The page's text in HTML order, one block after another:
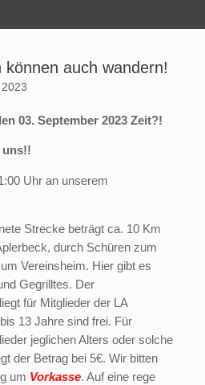
können auch wandern!
03. September 2023 Zeit?!
uns!!
Uhr an unserem
Strecke beträgt ca. 10 Km
durch Schüren zum
Vereinsheim. Hier gibt es
Gegrilltes. Der
für Mitglieder der LA
13 Jahre sind frei. Für
jeglichen Alters oder solche
der Betrag bei 5€. Wir bitten
um Vorkasse. Auf eine rege